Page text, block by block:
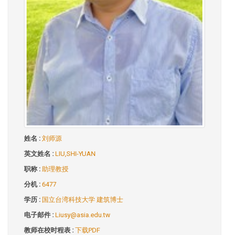
姓名 : 刘师源
英文姓名 : LIU,SHI-YUAN
职称 : 助理教授
分机 : 6477
学历 : 国立台湾科技大学 建筑博士
电子邮件 : Liusy@asia.edu.tw
教师在校时程表 : 下载PDF